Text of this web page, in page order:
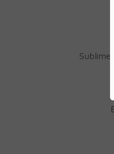
Sublime